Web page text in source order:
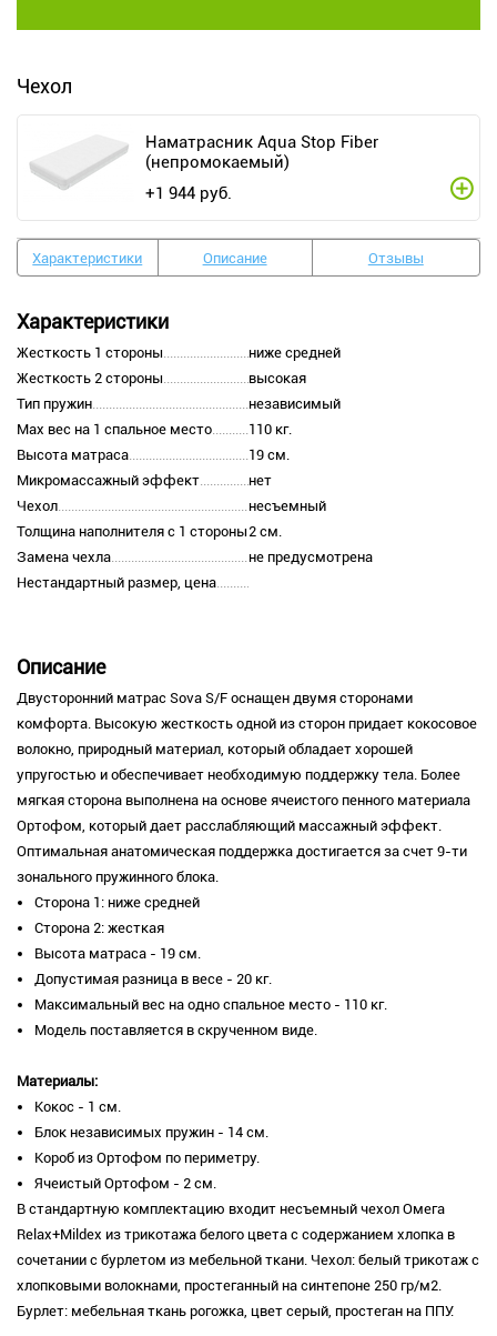
Чехол
Наматрасник Aqua Stop Fiber
(непромокаемый)
+1 944 руб.
Характеристики Описание Отзывы
Характеристики
Жесткость 1 стороны
ниже средней
Жесткость 2 стороны
высокая
Тип пружин
независимый
Max вес на 1 спальное место
110 кг.
Высота матраса
19 см.
Микромассажный эффект
нет
Чехол
несъемный
Толщина наполнителя с 1 стороны2 см.
Замена чехла
не предусмотрена
Нестандартный размер, цена
Описание
Двусторонний матрас Sova S/F оснащен двумя сторонами
комфорта. Высокую жесткость одной из сторон придает кокосовое
волокно, природный материал, который обладает хорошей
упругостью и обеспечивает необходимую поддержку тела. Более
мягкая сторона выполнена на основе ячеистого пенного материала
Ортофом, который дает расслабляющий массажный эффект.
Оптимальная анатомическая поддержка достигается за счет 9-ти
зонального пружинного блока.
Сторона 1: ниже средней
Сторона 2: жесткая
Высота матраса - 19 см.
Допустимая разница в весе - 20 кг.
Максимальный вес на одно спальное место - 110 кг.
Модель поставляется в скрученном виде.
Материалы:
Кокос - 1 см.
Блок независимых пружин - 14 см.
Короб из Ортофом по периметру.
Ячеистый Ортофом - 2 см.
В стандартную комплектацию входит несъемный чехол Омега
Relax+Mildex из трикотажа белого цвета с содержанием хлопка в
сочетании с бурлетом из мебельной ткани. Чехол: белый трикотаж с
хлопковыми волокнами, простеганный на синтепоне 250 гр/м2.
Бурлет: мебельная ткань рогожка, цвет серый, простеган на ППУ.